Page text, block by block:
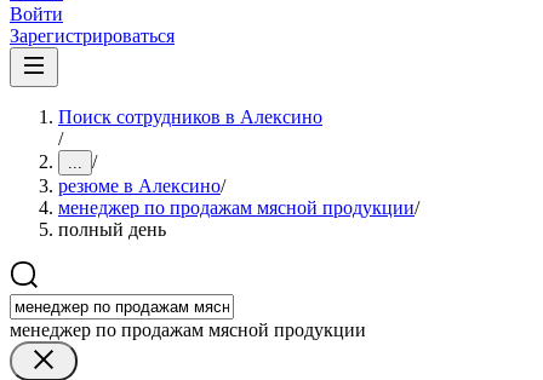
Войти
Зарегистрироваться
Поиск сотрудников в Алексино
/
... /
резюме в Алексино/
менеджер по продажам мясной продукции/
полный день
менеджер по продажам мясной продукции